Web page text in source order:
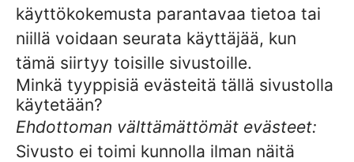
käyttökokemusta parantavaa tietoa tai
niillä voidaan seurata käyttäjää, kun
tämä siirtyy toisille sivustoille.
Minkä tyyppisiä evästeitä tällä sivustolla
käytetään?
Ehdottoman välttämättömät evästeet:
Sivusto ei toimi kunnolla ilman näitä